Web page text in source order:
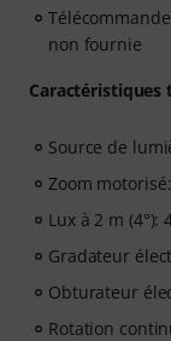
non fournie
Caractéristiques
Source de
Zoom
Lux à 2 m (4°):
Gradateur
Obturateur
Rotation